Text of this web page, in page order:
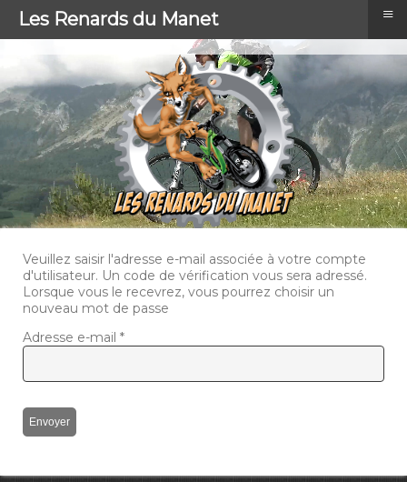
Veuillez saisir l'adresse e-mail associée à votre compte
d'utilisateur. Un code de vérification vous sera adressé.
Lorsque vous le recevrez, vous pourrez choisir un
nouveau mot de passe
Adresse e-mail *
Envoyer
Les Renards du Manet ≡